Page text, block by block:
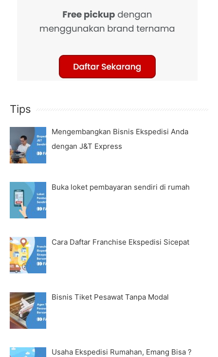
Tips
Mengembangkan Bisnis Ekspedisi Anda
dengan J&T Express
Buka loket pembayaran sendiri di rumah
Cara Daftar Franchise Ekspedisi Sicepat
Bisnis Tiket Pesawat Tanpa Modal
Usaha Ekspedisi Rumahan, Emang Bisa ?